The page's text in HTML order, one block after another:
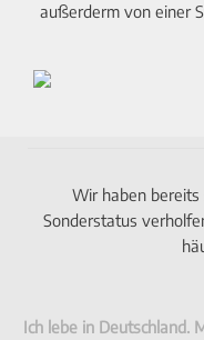
außerderm von einer
Wir haben
Sonderstatus
Ich lebe in Deutschland.